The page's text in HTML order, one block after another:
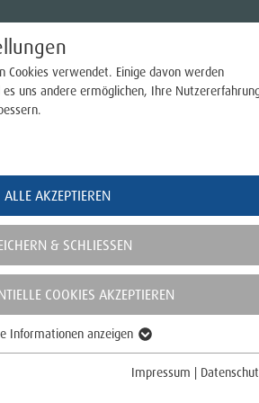
Cookies verwendet. Einige davon werden
uns andere ermöglichen, Ihre
ALLE AKZEPTIEREN
& SCHLIESSEN
COOKIES AKZEPTIEREN
grundlegende Funktionen der Webseite
dass die Webseite einwandfrei
Informationen anzeigen
Impressum |